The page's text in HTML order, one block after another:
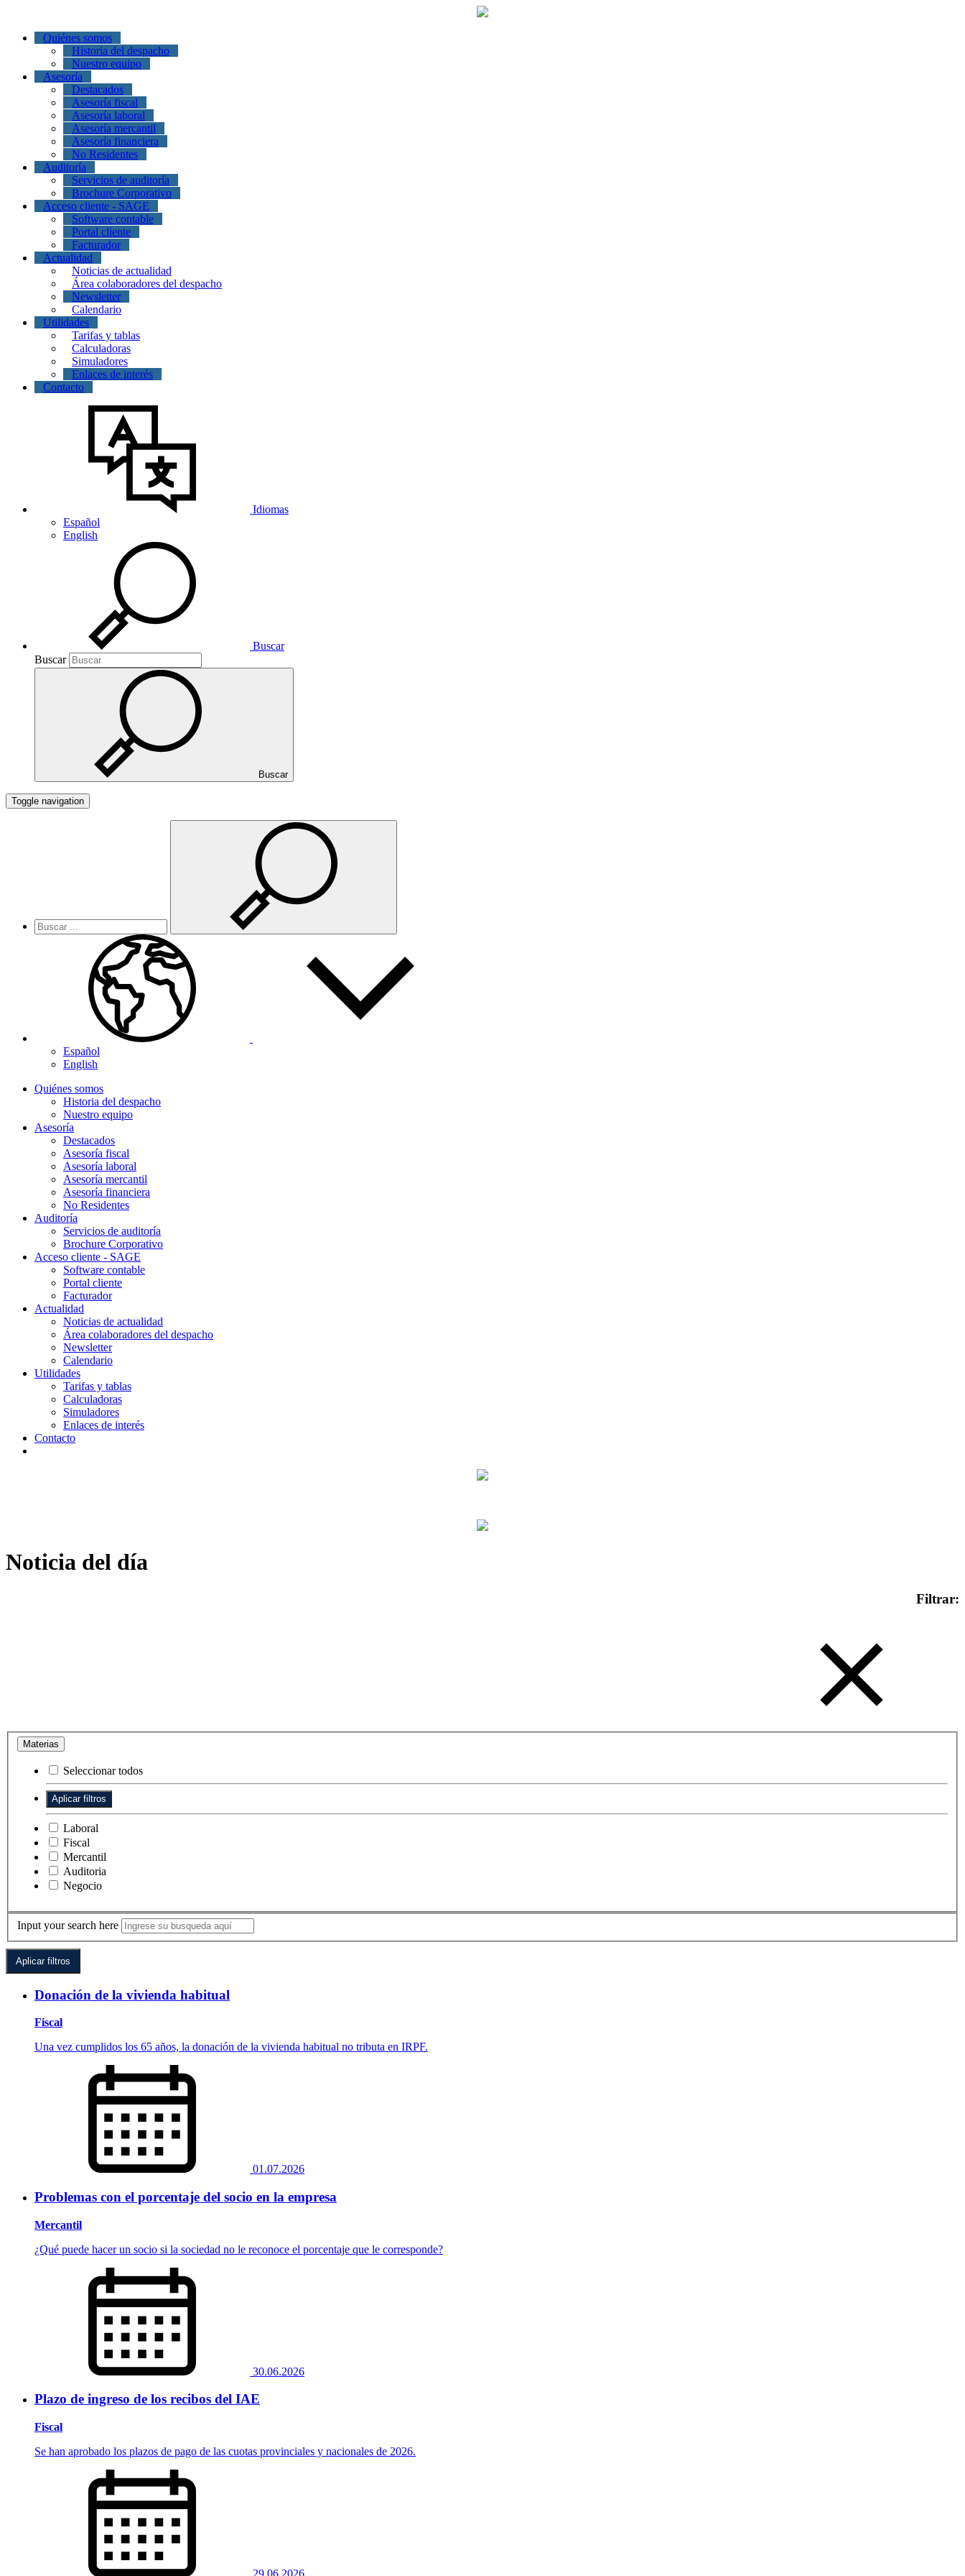
Quiénes somos
Historia del despacho
Nuestro equipo
Asesoría
Destacados
Asesoría fiscal
Asesoría laboral
Asesoría mercantil
Asesoría financiera
No Residentes
Auditoría
Servicios de auditoría
Brochure Corporativo
Acceso cliente - SAGE
Software contable
Portal cliente
Facturador
Actualidad
Noticias de actualidad
Área colaboradores del despacho
Newsletter
Calendario
Utilidades
Tarifas y tablas
Calculadoras
Simuladores
Enlaces de interés
Contacto
Idiomas
Español
English
Buscar
Buscar
Buscar
Toggle navigation
Español
English
Quiénes somos
Historia del despacho
Nuestro equipo
Asesoría
Destacados
Asesoría fiscal
Asesoría laboral
Asesoría mercantil
Asesoría financiera
No Residentes
Auditoría
Servicios de auditoría
Brochure Corporativo
Acceso cliente - SAGE
Software contable
Portal cliente
Facturador
Actualidad
Noticias de actualidad
Área colaboradores del despacho
Newsletter
Calendario
Utilidades
Tarifas y tablas
Calculadoras
Simuladores
Enlaces de interés
Contacto
Noticia del día
Filtrar:
Materias
Seleccionar todos
Laboral
Fiscal
Mercantil
Auditoria
Negocio
Input your search here
Donación de la vivienda habitual
Fiscal
Una vez cumplidos los 65 años, la donación de la vivienda habitual no tributa en IRPF.
01.07.2026
Problemas con el porcentaje del socio en la empresa
Mercantil
¿Qué puede hacer un socio si la sociedad no le reconoce el porcentaje que le corresponde?
30.06.2026
Plazo de ingreso de los recibos del IAE
Fiscal
Se han aprobado los plazos de pago de las cuotas provinciales y nacionales de 2026.
29.06.2026